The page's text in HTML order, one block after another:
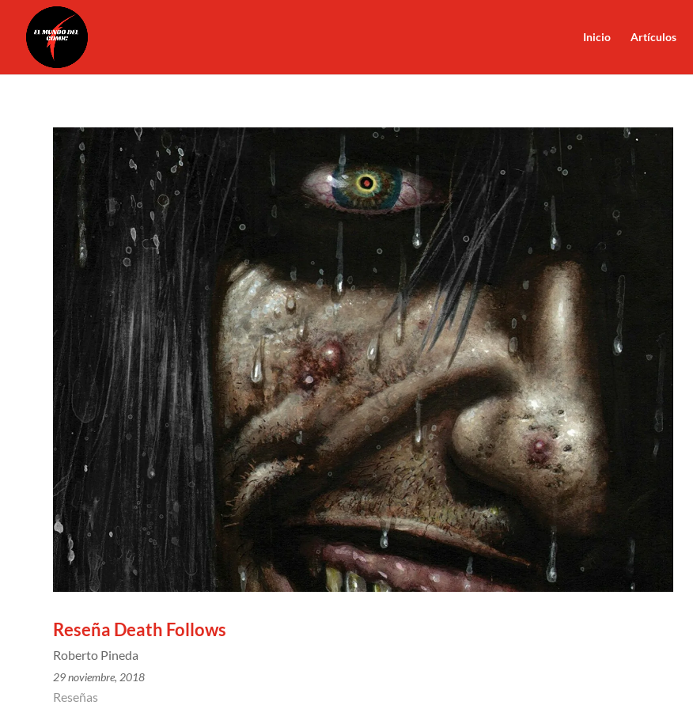
Inicio Artículos
Reseña Death Follows
Roberto Pineda
29 noviembre, 2018
Reseñas